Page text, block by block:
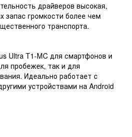
драйверов высокая,
запас громкости более чем
транспорта.
Ultra T1-MC для смартфонов и
пробежек, так и для
Идеально работает с
устройствами на Android